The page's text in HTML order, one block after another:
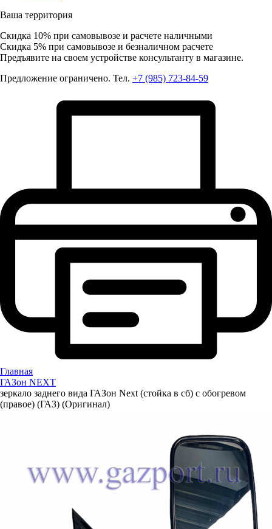
Ваша территория
Скидка 10% при самовывозе и расчете наличными
Скидка 5% при самовывозе и безналичном расчете
Предъявите на своем устройстве консультанту в магазине.
Предложение ограничено. Тел. +7 (985) 723-84-59
Главная
ГАЗон NEXT
зеркало заднего вида ГАЗон Next (стойка в сб) с обогревом
(правое) (ГАЗ) (Оригинал)